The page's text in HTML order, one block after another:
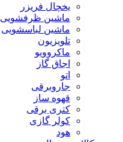
یخچال فریزر
ماشین ظرفشویی
ماشین لباسشویی
تلویزیون
ماکروویو
اجاق گاز
اتو
جاروبرقی
قهوه ساز
کتری برقی
کولر گازی
هود